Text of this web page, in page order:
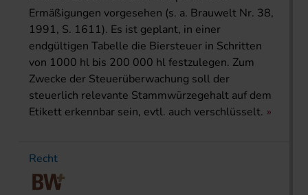
Ermäßigungen vorgesehen (s. a. Brauwelt Nr. 38,
1991, S. 1611). Es ist geplant, in einer
endgültigen Tabelle die Biersteuer in Schritten
von 1000 hl bis 200 000 hl festzulegen. Zum
Zwecke der Steuerüberwachung soll der
steuerlich relevante Stammwürzegehalt auf dem
Etikett erkennbar sein, evtl. auch verschlüsselt.
Recht